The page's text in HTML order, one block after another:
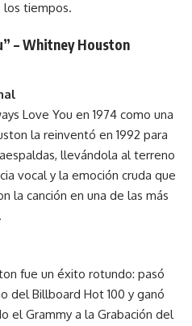
los tiempos.
– Whitney Houston
Love You en 1974 como una
la reinventó en 1992 para
llevándola al terreno
vocal y la emoción cruda que
la canción en una de las más
fue un éxito rotundo: pasó
del Billboard Hot 100 y ganó
el Grammy a la Grabación del